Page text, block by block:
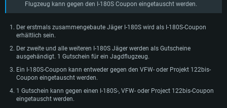
Flugzeug kann gegen den I-180S Coupon eingetauscht werden.
Der erstmals zusammengebaute Jäger I-180S wird als I-180S-Coupon
erhältlich sein.
Der zweite und alle weiteren I-180S Jäger werden als Gutscheine
ausgehändigt. 1 Gutschein für ein Jagdflugzeug.
Ein I-180S-Coupon kann entweder gegen den VFW- oder Projekt 122bis-
Coupon eingetauscht werden.
1 Gutschein kann gegen einen I-180S-, VFW- oder Project 122bis-Coupon
eingetauscht werden.